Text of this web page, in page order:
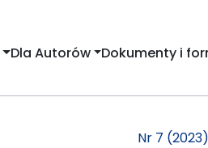
Dla Autorów
Dokumenty i
Nr 7 (2023)